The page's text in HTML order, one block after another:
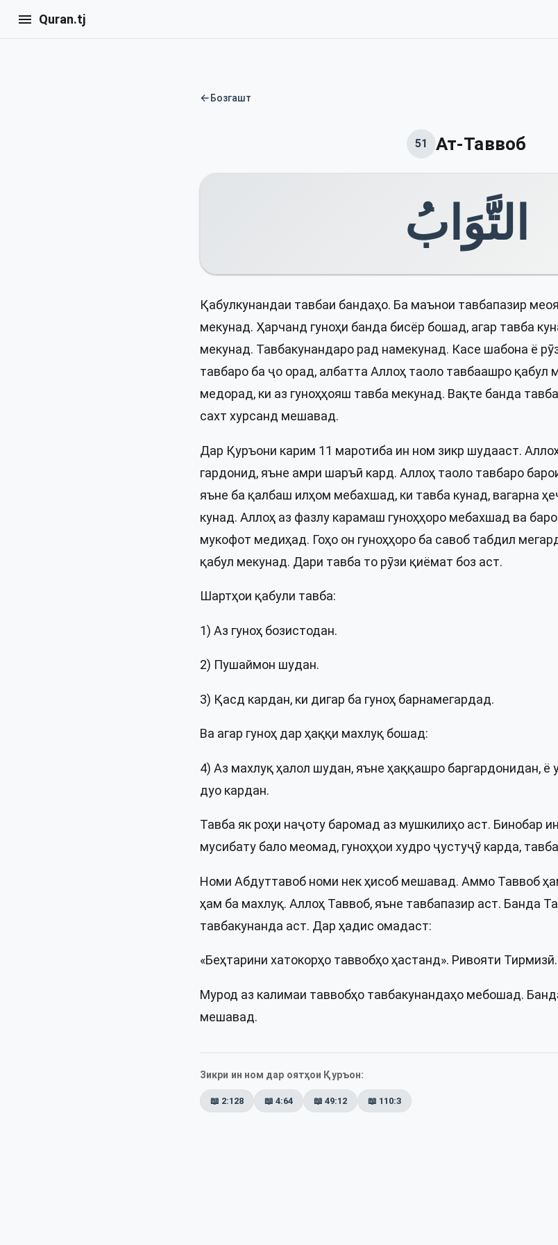
Quran.tj
←Бозгашт
51 Ат-Таввоб
التَّوَابُ
Қабулкунандаи тавбаи бандаҳо. Ба маънои тавбапазир
мекунад. Ҳарчанд гуноҳи банда бисёр бошад, агар тавба
мекунад. Тавбакунандаро рад намекунад. Касе шабона ё
тавбаро ба ҷо орад, албатта Аллоҳ таоло тавбаашро қабул
медорад, ки аз гуноҳҳояш тавба мекунад. Вақте банда
сахт хурсанд мешавад.
Дар Қуръони карим 11 маротиба ин ном зикр шудааст.
гардонид, яъне амри шаръӣ кард. Аллоҳ таоло тавбаро
яъне ба қалбаш илҳом мебахшад, ки тавба кунад, вагарна
кунад. Аллоҳ аз фазлу карамаш гуноҳҳоро мебахшад ва
мукофот медиҳад. Гоҳо он гуноҳҳоро ба савоб табдил
қабул мекунад. Дари тавба то рӯзи қиёмат боз аст.
Шартҳои қабули тавба:
1) Аз гуноҳ бозистодан.
2) Пушаймон шудан.
3) Қасд кардан, ки дигар ба гуноҳ барнамегардад.
Ва агар гуноҳ дар ҳаққи махлуқ бошад:
4) Аз махлуқ ҳалол шудан, яъне ҳаққашро баргардонидан, ё
дуо кардан.
Тавба як роҳи наҷоту баромад аз мушкилиҳо аст. Бинобар
мусибату бало меомад, гуноҳҳои худро ҷустуҷӯ карда,
Номи Абдуттавоб номи нек ҳисоб мешавад. Аммо Таввоб
ҳам ба махлуқ. Аллоҳ Таввоб, яъне тавбапазир аст. Банда
тавбакунанда аст. Дар ҳадис омадаст:
«Беҳтарини хатокорҳо таввобҳо ҳастанд». Ривояти Тирмизӣ.
Мурод аз калимаи таввобҳо тавбакунандаҳо мебошад.
мешавад.
Зикри ин ном дар оятҳои Қуръон:
📖 2:128 📖 4:64 📖 49:12 📖 110:3